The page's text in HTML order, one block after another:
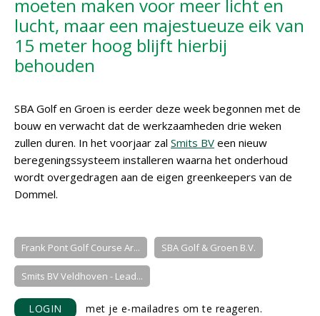
moeten maken voor meer licht en
lucht, maar een majestueuze eik van
15 meter hoog blijft hierbij
behouden
SBA Golf en Groen is eerder deze week begonnen met de
bouw en verwacht dat de werkzaamheden drie weken
zullen duren. In het voorjaar zal Smits BV een nieuw
beregeningssysteem installeren waarna het onderhoud
wordt overgedragen aan de eigen greenkeepers van de
Dommel.
Frank Pont Golf Course Ar... SBA Golf & Groen B.V.
Smits BV Veldhoven - Lead...
LOGIN met je e-mailadres om te reageren.